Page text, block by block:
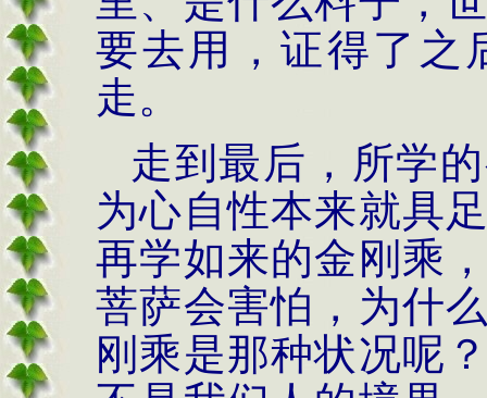
要去用，证得了之
走。
走到最后，所学
为心自性本来就具
再学如来的金刚乘
菩萨会害怕，为什
刚乘是那种状况呢